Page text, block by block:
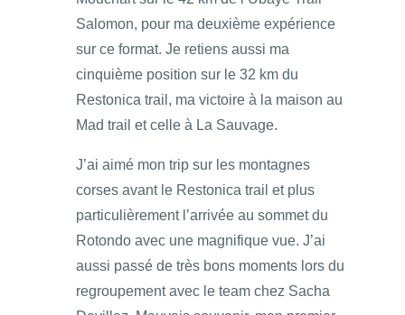
Salomon, pour ma deuxième expérience
sur ce format. Je retiens aussi ma
cinquième position sur le 32 km du
Restonica trail, ma victoire à la maison au
Mad trail et celle à La Sauvage.
J’ai aimé mon trip sur les montagnes
corses avant le Restonica trail et plus
particulièrement l’arrivée au sommet du
Rotondo avec une magnifique vue. J’ai
aussi passé de très bons moments lors du
regroupement avec le team chez Sacha